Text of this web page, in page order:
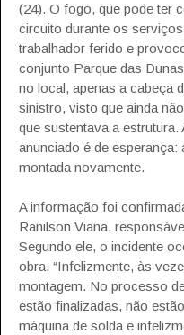
(24). O fogo, que pode ter
circuito durante os
trabalhador ferido e
conjunto Parque das
no local, apenas a cabeça
sinistro, visto que ainda
que sustentava a
anunciado é de
montada novamente.
A informação foi
Ranilson Viana,
Segundo ele, o incidente
obra. “Infelizmente, às
montagem. No processo
estão finalizadas, não
máquina de solda e